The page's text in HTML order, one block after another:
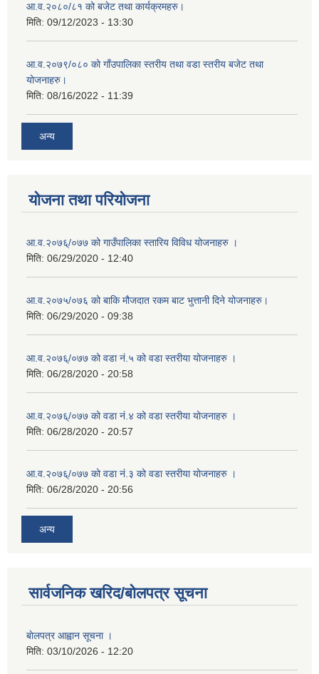
आ.व.२०८०/८१ को बजेट तथा कार्यक्रमहरु।
मिति: 09/12/2023 - 13:30
आ.व.२०७९/०८० को गाँउपालिका स्तरीय तथा वडा स्तरीय बजेट तथा
योजनाहरु।
मिति: 08/16/2022 - 11:39
अन्य
योजना तथा परियोजना
आ.व.२०७६्/०७७ को गाउँपालिका स्तारिय विविध योजनाहरु ।
मिति: 06/29/2020 - 12:40
आ.व.२०७५/०७६ को बाकि मौजदात रकम बाट भुत्तानी दिने योजनाहरु।
मिति: 06/29/2020 - 09:38
आ.व.२०७६्/०७७ को वडा नं.५ को वडा स्तरीया योजनाहरु ।
मिति: 06/28/2020 - 20:58
आ.व.२०७६्/०७७ को वडा नं.४ को वडा स्तरीया योजनाहरु ।
मिति: 06/28/2020 - 20:57
आ.व.२०७६्/०७७ को वडा नं.३ को वडा स्तरीया योजनाहरु ।
मिति: 06/28/2020 - 20:56
अन्य
सार्वजनिक खरिद/बोलपत्र सूचना
बाेलपत्र आह्वान सूचना ।
मिति: 03/10/2026 - 12:20